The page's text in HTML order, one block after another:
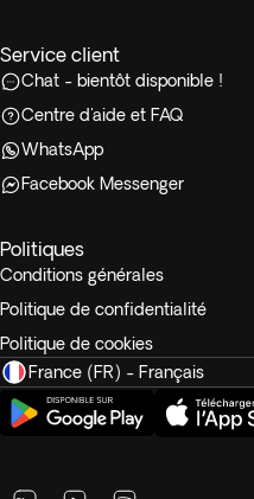
Service client
Chat - bientôt disponible !
Centre d'aide et FAQ
WhatsApp
Facebook Messenger
Politiques
Conditions générales
Politique de confidentialité
Politique de cookies
France (FR) - Français